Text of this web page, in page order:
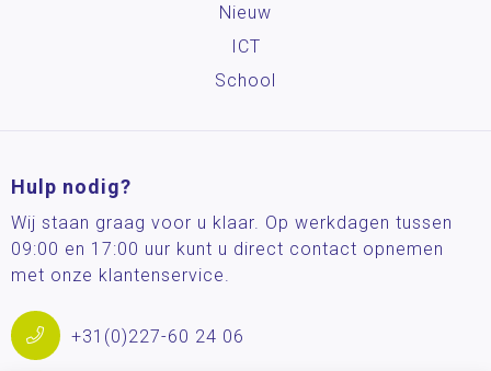
Nieuw
ICT
School
Hulp nodig?
Wij staan graag voor u klaar. Op werkdagen tussen
09:00 en 17:00 uur kunt u direct contact opnemen
met onze klantenservice.
+31(0)227-60 24 06